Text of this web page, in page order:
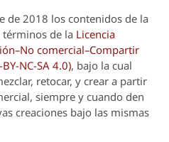
de 2018 los contenidos de la
términos de la Licencia
comercial–Compartir
NC-SA 4.0), bajo la cual
retocar, y crear a partir
siempre y cuando den
creaciones bajo las mismas